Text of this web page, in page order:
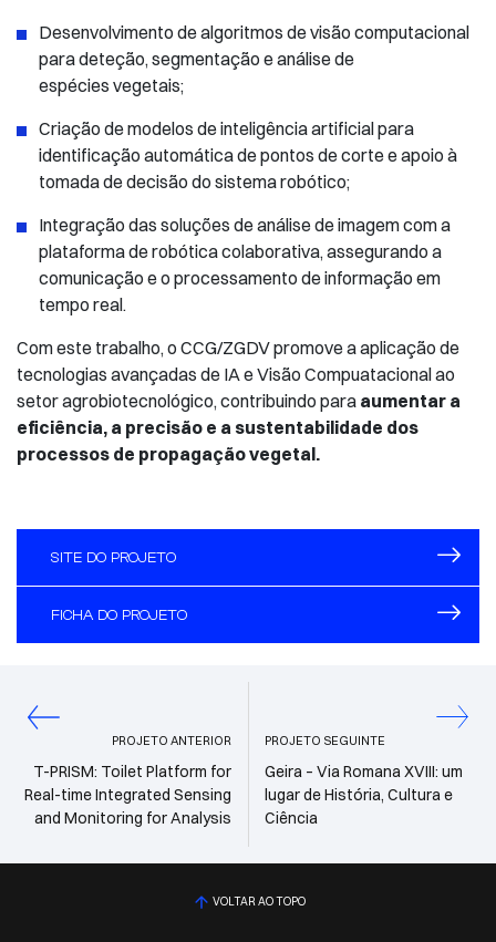
Desenvolvimento de algoritmos de visão computacional
para deteção, segmentação e análise de
espécies vegetais;
Criação de modelos de inteligência artificial para
identificação automática de pontos de corte e apoio à
tomada de decisão do sistema robótico;
Integração das soluções de análise de imagem com a
plataforma de robótica colaborativa, assegurando a
comunicação e o processamento de informação em
tempo real.
Com este trabalho, o CCG/ZGDV promove a aplicação de
tecnologias avançadas de IA e Visão Compuatacional ao
setor agrobiotecnológico, contribuindo para aumentar a
eficiência, a precisão e a sustentabilidade dos
processos de propagação vegetal.
SITE DO PROJETO
FICHA DO PROJETO
PROJETO ANTERIOR
T-PRISM: Toilet Platform for
Real-time Integrated Sensing
and Monitoring for Analysis
PROJETO SEGUINTE
Geira – Via Romana XVIII: um
lugar de História, Cultura e
Ciência
VOLTAR AO TOPO